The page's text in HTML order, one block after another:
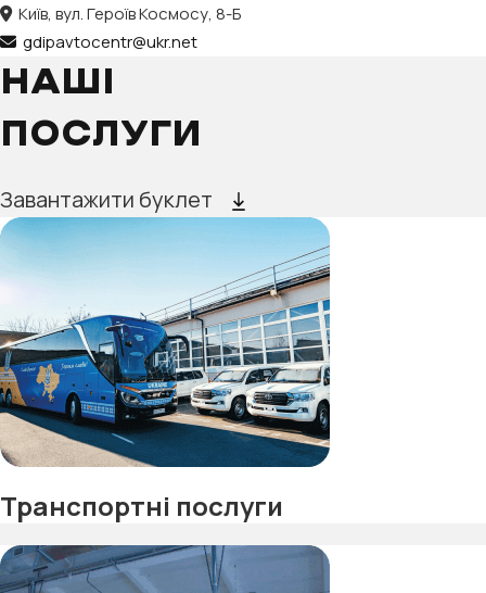
Київ, вул. Героїв Космосу, 8-Б
gdipavtocentr@ukr.net
НАШІ
ПОСЛУГИ
Завантажити буклет
Транспортні послуги